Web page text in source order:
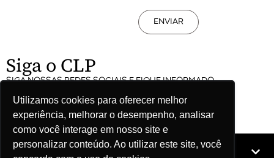
Utilizamos cookies para oferecer melhor
experiência, melhorar o desempenho, analisar
como você interage em nosso site e
personalizar conteúdo. Ao utilizar este site, você
ENVIAR
Siga o CLP
SIGA NOSSAS REDES SOCIAIS E FIQUE INFORMADO
Mapa do site